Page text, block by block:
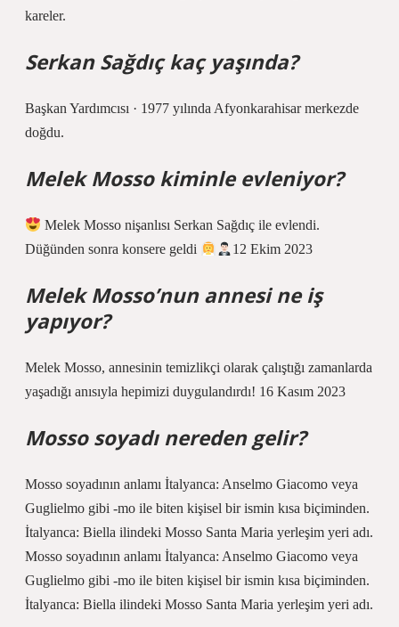
kareler.
Serkan Sağdıç kaç yaşında?
Başkan Yardımcısı · 1977 yılında Afyonkarahisar merkezde
doğdu.
Melek Mosso kiminle evleniyor?
Melek Mosso nişanlısı Serkan Sağdıç ile evlendi.
Düğünden sonra konsere geldi
12 Ekim 2023
Melek Mosso’nun annesi ne iş
yapıyor?
Melek Mosso, annesinin temizlikçi olarak çalıştığı zamanlarda
yaşadığı anısıyla hepimizi duygulandırdı! 16 Kasım 2023
Mosso soyadı nereden gelir?
Mosso soyadının anlamı İtalyanca: Anselmo Giacomo veya
Guglielmo gibi -mo ile biten kişisel bir ismin kısa biçiminden.
İtalyanca: Biella ilindeki Mosso Santa Maria yerleşim yeri adı.
Mosso soyadının anlamı İtalyanca: Anselmo Giacomo veya
Guglielmo gibi -mo ile biten kişisel bir ismin kısa biçiminden.
İtalyanca: Biella ilindeki Mosso Santa Maria yerleşim yeri adı.